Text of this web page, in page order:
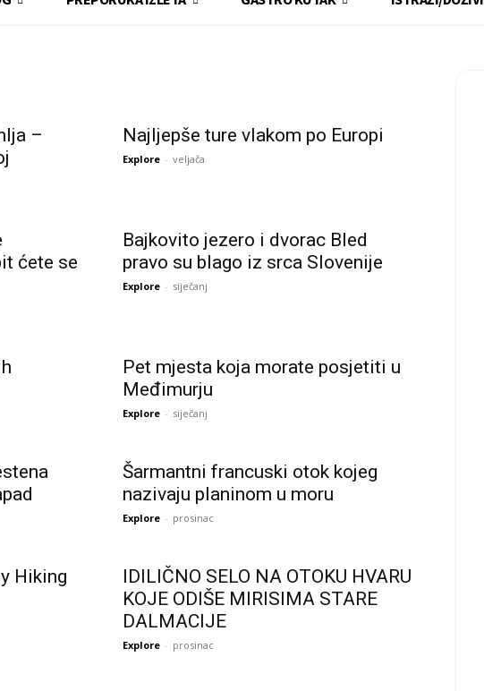
–
Najljepše ture vlakom po Europi
Explore - veljača
ćete se
Bajkovito jezero i dvorac Bled
pravo su blago iz srca Slovenije
Explore - siječanj
Pet mjesta koja morate posjetiti u
Međimurju
Explore - siječanj
Šarmantni francuski otok kojeg
nazivaju planinom u moru
Explore - prosinac
Hiking
IDILIČNO SELO NA OTOKU HVARU
KOJE ODIŠE MIRISIMA STARE
DALMACIJE
Explore - prosinac